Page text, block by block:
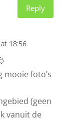
Reply
18:56
mooie foto’s
(geen
vanuit de